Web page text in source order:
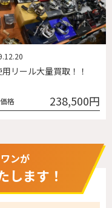
リール大量買取！！
格 238,500円
ンが
します！